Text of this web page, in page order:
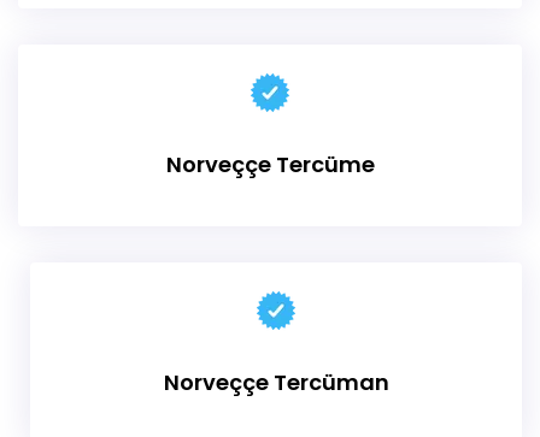
Norveççe Tercüme
Norveççe Tercüman